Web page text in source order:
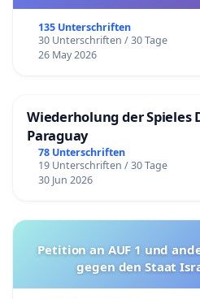
135 Unterschriften
30 Unterschriften / 30 Tage
26 May 2026
Wiederholung der Spieles
Paraguay
78 Unterschriften
19 Unterschriften / 30 Tage
30 Jun 2026
Petition an AUF 1 und
gegen den Staat